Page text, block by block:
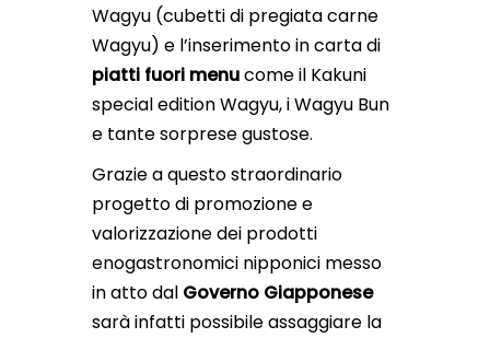
Wagyu (cubetti di pregiata carne
Wagyu) e l’inserimento in carta di
piatti fuori menucome il Kakuni
special edition Wagyu, i Wagyu Bun
e tante sorprese gustose.
Grazie a questo straordinario
progetto di promozione e
valorizzazione dei prodotti
enogastronomici nipponici messo
in atto dal Governo Giapponese
sarà infatti possibile assaggiare la